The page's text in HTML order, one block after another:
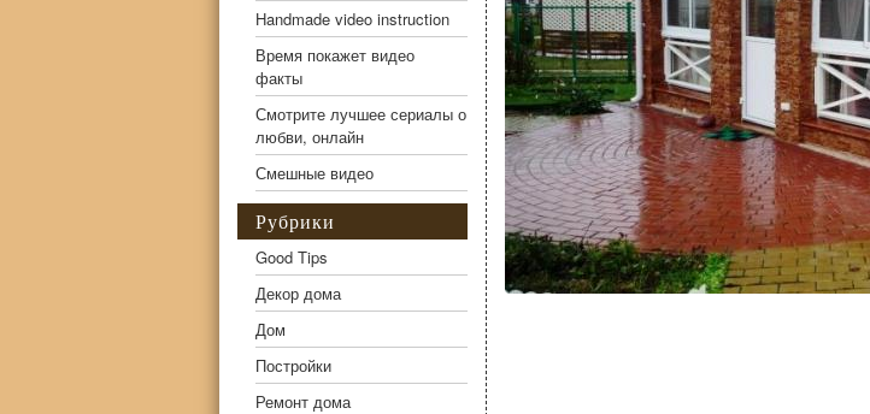
Handmade video instruction
Время покажет видео
факты
Смотрите лучшее сериалы о
любви, онлайн
Смешные видео
Рубрики
Good Tips
Декор дома
Дом
Постройки
Ремонт дома